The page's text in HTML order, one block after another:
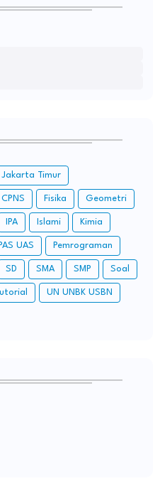
Jakarta Timur
CPNS Fisika Geometri
IPA Islami Kimia
UAS Pemrograman
SD SMA SMP Soal
UN UNBK USBN